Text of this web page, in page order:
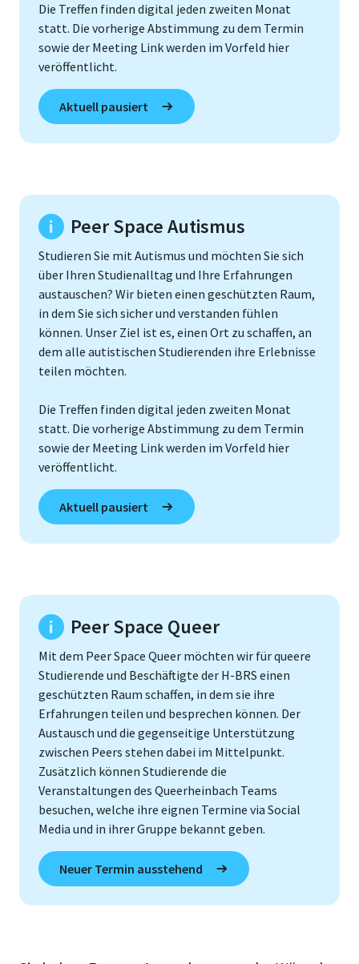
Die Treffen finden digital jeden zweiten Monat
statt. Die vorherige Abstimmung zu dem Termin
sowie der Meeting Link werden im Vorfeld hier
veröffentlicht.
Aktuell pausiert
Peer Space Autismus
Studieren Sie mit Autismus und möchten Sie sich
über Ihren Studienalltag und Ihre Erfahrungen
austauschen? Wir bieten einen geschützten Raum,
in dem Sie sich sicher und verstanden fühlen
können. Unser Ziel ist es, einen Ort zu schaffen, an
dem alle autistischen Studierenden ihre Erlebnisse
teilen möchten.
Die Treffen finden digital jeden zweiten Monat
statt. Die vorherige Abstimmung zu dem Termin
sowie der Meeting Link werden im Vorfeld hier
veröffentlicht.
Aktuell pausiert
Peer Space Queer
Mit dem Peer Space Queer möchten wir für queere
Studierende und Beschäftigte der H-BRS einen
geschützten Raum schaffen, in dem sie ihre
Erfahrungen teilen und besprechen können. Der
Austausch und die gegenseitige Unterstützung
zwischen Peers stehen dabei im Mittelpunkt.
Zusätzlich können Studierende die
Veranstaltungen des Queerheinbach Teams
besuchen, welche ihre eignen Termine via Social
Media und in ihrer Gruppe bekannt geben.
Neuer Termin ausstehend